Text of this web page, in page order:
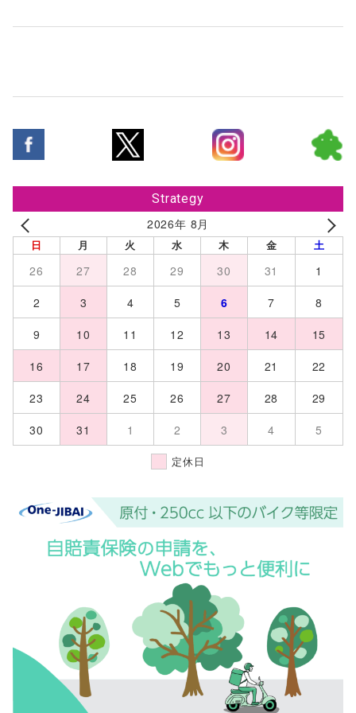
Strategy
2026年 8月
日 月 火 水 木 金 土
26 27 28 29 30 31
1
2
3 4 5 6 7
8
9
10 11 12 13 14
15
16
17 18 19 20 21
22
23
24 25 26 27 28
29
30
31 1 2 3 4 5
定休日